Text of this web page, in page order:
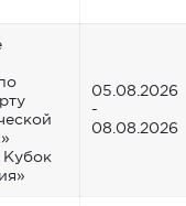
Кубок
05.08.2026
-
08.08.2026